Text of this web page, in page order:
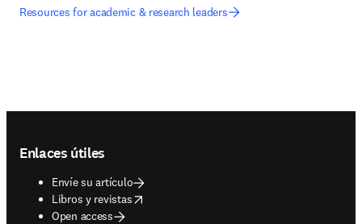
Resources for academic & research leaders
Enlaces útiles
Envíe su artículo
Libros y revistas
opens in new tab/window
Open access